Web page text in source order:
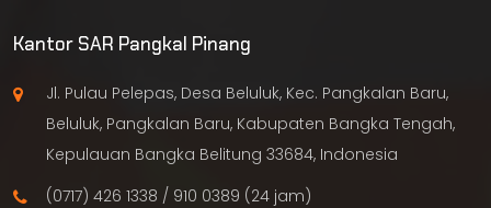
Kantor SAR Pangkal Pinang
Jl. Pulau Pelepas, Desa Beluluk, Kec. Pangkalan Baru,
Beluluk, Pangkalan Baru, Kabupaten Bangka Tengah,
Kepulauan Bangka Belitung 33684, Indonesia
(0717) 426 1338 / 910 0389 (24 jam)